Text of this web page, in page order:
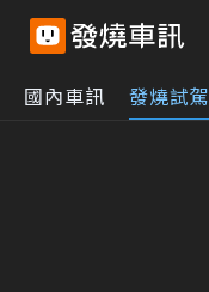
國內車訊 發燒試駕